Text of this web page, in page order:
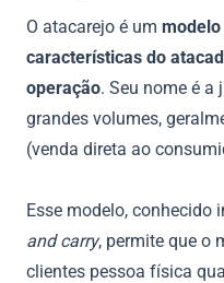
O atacarejo é um
características do
operação. Seu nome é a
grandes volumes,
(venda direta ao
Esse modelo, conhecido
and carry, permite que o
clientes pessoa física